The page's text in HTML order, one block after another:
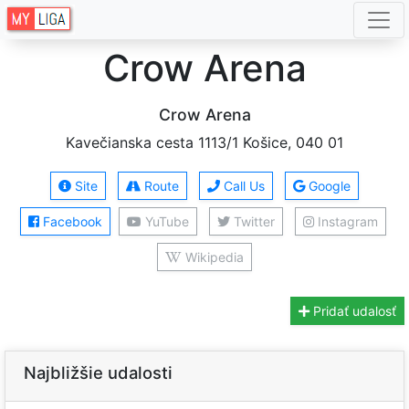
Crow Arena
Crow Arena
Kavečianska cesta 1113/1 Košice, 040 01
Site Route Call Us Google
Facebook YuTube Twitter Instagram
Wikipedia
Pridať udalosť
Najbližšie udalosti